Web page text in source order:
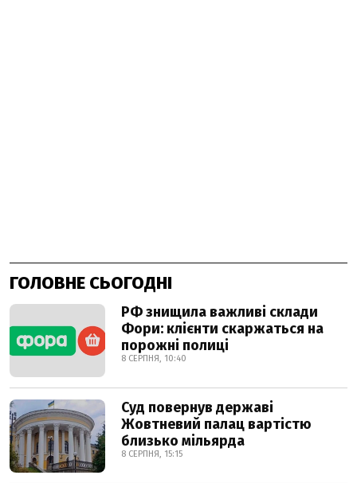
ГОЛОВНЕ СЬОГОДНІ
РФ знищила важливі склади
Фори: клієнти скаржаться на
порожні полиці
8 СЕРПНЯ, 10:40
Суд повернув державі
Жовтневий палац вартістю
близько мільярда
8 СЕРПНЯ, 15:15